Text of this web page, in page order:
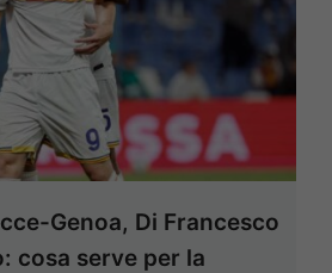
Genoa, Di Francesco
cosa serve per la